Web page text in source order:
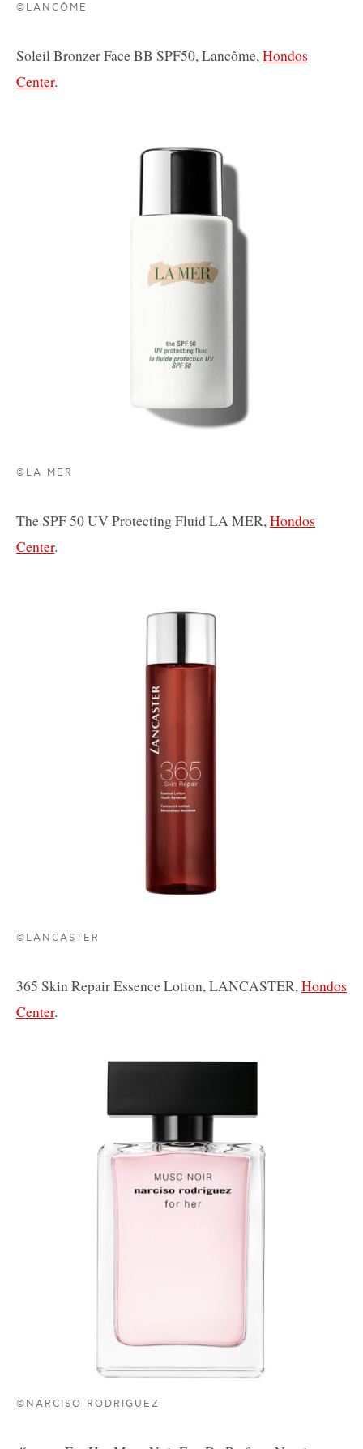
©LANCÔME
Soleil Bronzer Face BB SPF50, Lancôme, Hondos
Center.
©LA MER
The SPF 50 UV Protecting FluidLA MER,Hondos
Center.
©LANCASTER
365 Skin Repair Essence Lotion,LANCASTER,Hondos
Center.
©NARCISO RODRIGUEZ